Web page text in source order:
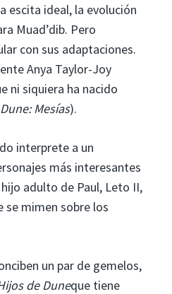
escita ideal, la evolución
Muad’dib. Pero
con sus adaptaciones.
Anya Taylor-Joy
ni siquiera ha nacido
Dune: Mesías).
interprete a un
más interesantes
adulto de Paul, Leto II,
se mimen sobre los
un par de gemelos,
de Duneque tiene